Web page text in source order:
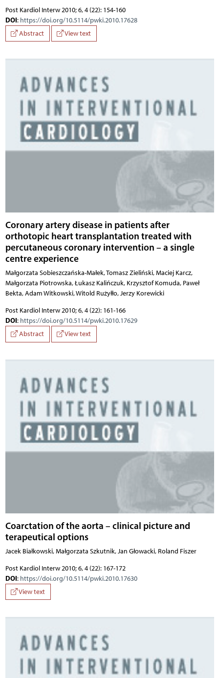
Post Kardiol Interw 2010; 6, 4 (22): 154-160
DOI: https://doi.org/10.5114/pwki.2010.17628
Abstract
View text
Coronary artery disease in patients after
orthotopic heart transplantation treated with
percutaneous coronary intervention – a single
centre experience
Małgorzata Sobieszczańska-Małek, Tomasz Zieliński, Maciej Karcz,
Małgorzata Piotrowska, Łukasz Kalińczuk, Krzysztof Komuda, Paweł
Bekta, Adam Witkowski, Witold Rużyłło, Jerzy Korewicki
Post Kardiol Interw 2010; 6, 4 (22): 161-166
DOI: https://doi.org/10.5114/pwki.2010.17629
Abstract
View text
Coarctation of the aorta – clinical picture and
terapeutical options
Jacek Białkowski, Małgorzata Szkutnik, Jan Głowacki, Roland Fiszer
Post Kardiol Interw 2010; 6, 4 (22): 167-172
DOI: https://doi.org/10.5114/pwki.2010.17630
View text